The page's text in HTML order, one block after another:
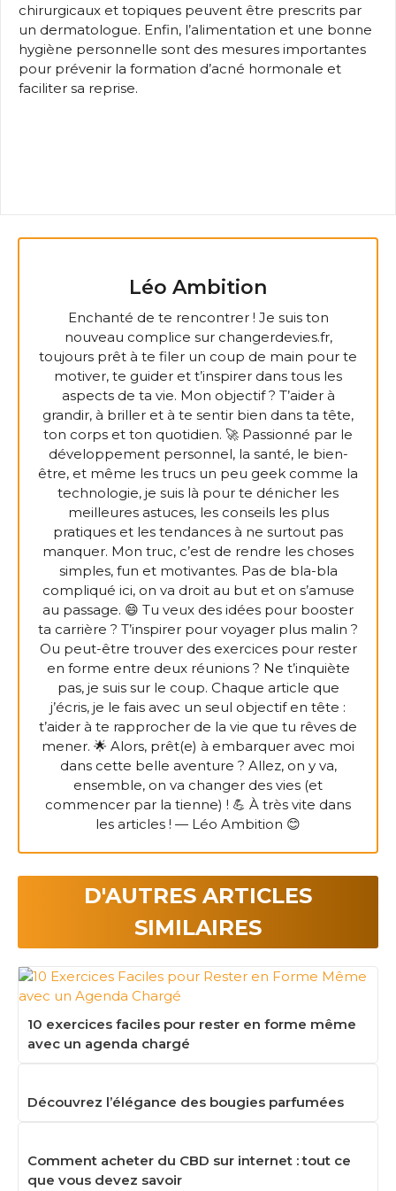
chirurgicaux et topiques peuvent être prescrits par
un dermatologue. Enfin, l’alimentation et une bonne
hygiène personnelle sont des mesures importantes
pour prévenir la formation d’acné hormonale et
faciliter sa reprise.
Léo Ambition
Enchanté de te rencontrer ! Je suis ton
nouveau complice sur changerdevies.fr,
toujours prêt à te filer un coup de main pour te
motiver, te guider et t’inspirer dans tous les
aspects de ta vie. Mon objectif ? T’aider à
grandir, à briller et à te sentir bien dans ta tête,
ton corps et ton quotidien. 🚀 Passionné par le
développement personnel, la santé, le bien-
être, et même les trucs un peu geek comme la
technologie, je suis là pour te dénicher les
meilleures astuces, les conseils les plus
pratiques et les tendances à ne surtout pas
manquer. Mon truc, c’est de rendre les choses
simples, fun et motivantes. Pas de bla-bla
compliqué ici, on va droit au but et on s’amuse
au passage. 😄 Tu veux des idées pour booster
ta carrière ? T’inspirer pour voyager plus malin ?
Ou peut-être trouver des exercices pour rester
en forme entre deux réunions ? Ne t’inquiète
pas, je suis sur le coup. Chaque article que
j’écris, je le fais avec un seul objectif en tête :
t’aider à te rapprocher de la vie que tu rêves de
mener. 🌟 Alors, prêt(e) à embarquer avec moi
dans cette belle aventure ? Allez, on y va,
ensemble, on va changer des vies (et
commencer par la tienne) ! 💪 À très vite dans
les articles ! — Léo Ambition 😊
D'AUTRES ARTICLES
SIMILAIRES
10 exercices faciles pour rester en forme même
avec un agenda chargé
Découvrez l’élégance des bougies parfumées
Comment acheter du CBD sur internet : tout ce
que vous devez savoir